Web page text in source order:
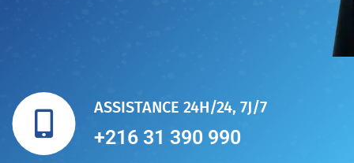
ASSISTANCE 24H/24, 7J/7
+216 31 390 990